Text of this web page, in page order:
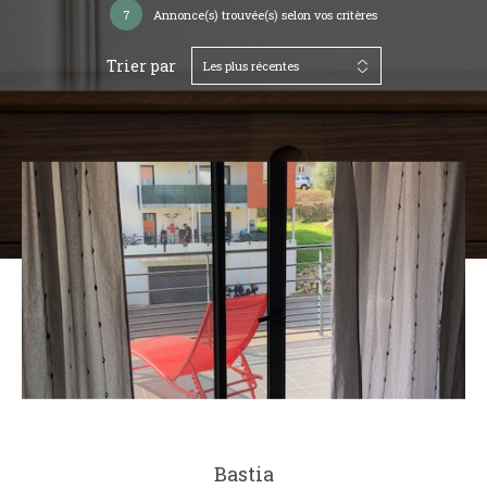
7 Annonce(s) trouvée(s) selon vos critères
Trier par Les plus récentes
Bastia